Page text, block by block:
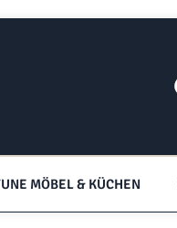
MÖBEL & KÜCHEN